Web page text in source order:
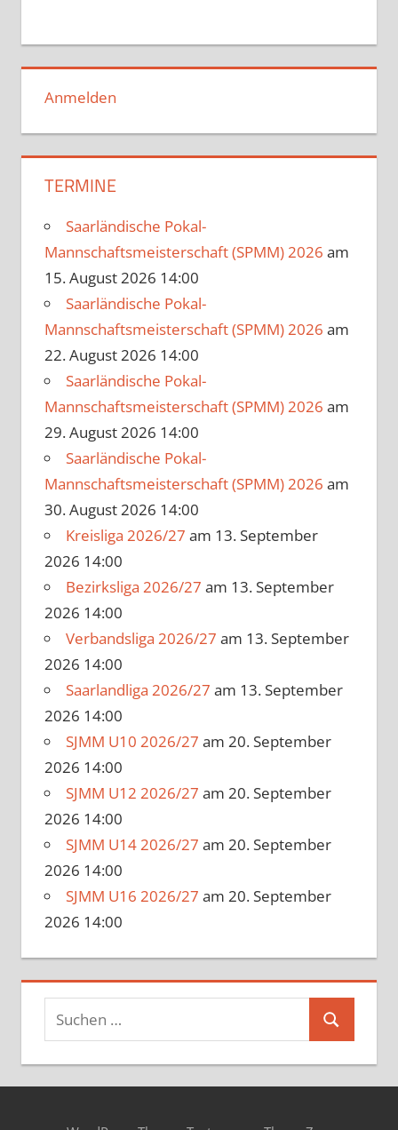
Anmelden
TERMINE
Saarländische Pokal-
Mannschaftsmeisterschaft (SPMM) 2026 am
15. August 2026 14:00
Saarländische Pokal-
Mannschaftsmeisterschaft (SPMM) 2026 am
22. August 2026 14:00
Saarländische Pokal-
Mannschaftsmeisterschaft (SPMM) 2026 am
29. August 2026 14:00
Saarländische Pokal-
Mannschaftsmeisterschaft (SPMM) 2026 am
30. August 2026 14:00
Kreisliga 2026/27 am 13. September
2026 14:00
Bezirksliga 2026/27 am 13. September
2026 14:00
Verbandsliga 2026/27 am 13. September
2026 14:00
Saarlandliga 2026/27 am 13. September
2026 14:00
SJMM U10 2026/27 am 20. September
2026 14:00
SJMM U12 2026/27 am 20. September
2026 14:00
SJMM U14 2026/27 am 20. September
2026 14:00
SJMM U16 2026/27 am 20. September
2026 14:00
Suchen
nach:
Suchen